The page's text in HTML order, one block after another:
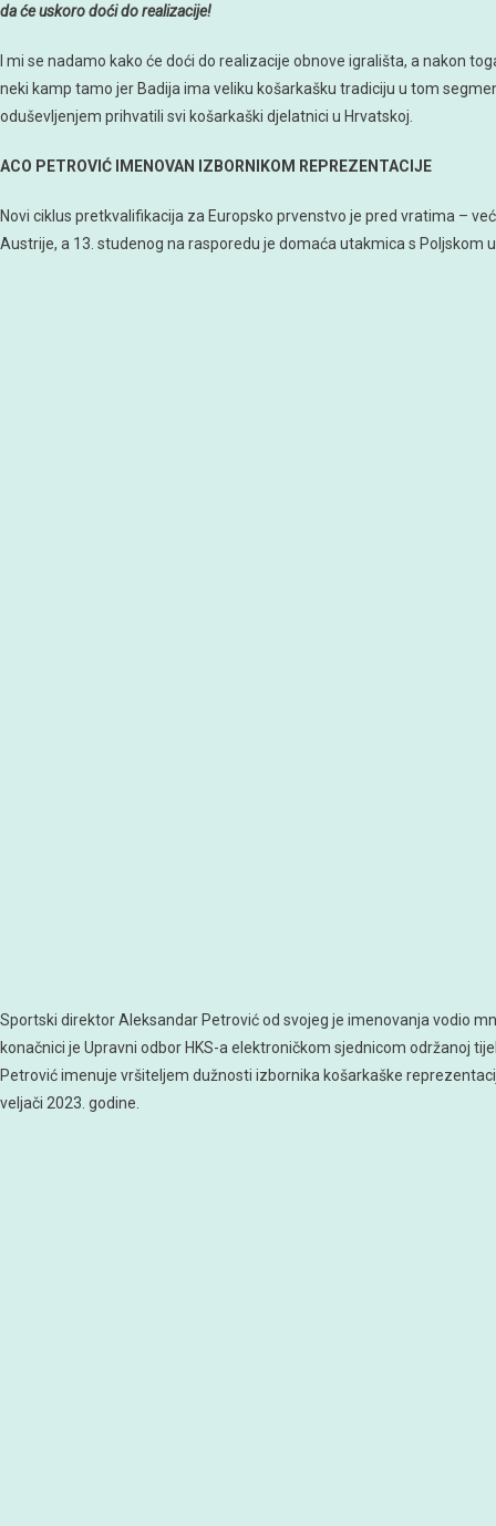
da će uskoro doći do realizacije!
I mi se nadamo kako će doći do realizacije obnove igrališta, a nakon
neki kamp tamo jer Badija ima veliku košarkašku tradiciju u tom
oduševljenjem prihvatili svi košarkaški djelatnici u Hrvatskoj.
ACO PETROVIĆ IMENOVAN IZBORNIKOM REPREZENTACIJE
Novi ciklus pretkvalifikacija za Europsko prvenstvo je pred vratima –
Austrije, a 13. studenog na rasporedu je domaća utakmica s Poljskom
Sportski direktor Aleksandar Petrović od svojeg je imenovanja vodio
konačnici je Upravni odbor HKS-a elektroničkom sjednicom održanoj
Petrović imenuje vršiteljem dužnosti izbornika košarkaške
veljači 2023. godine.